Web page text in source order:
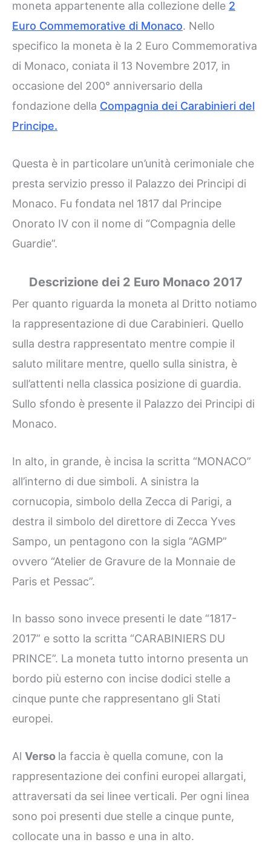
moneta appartenente alla collezione delle 2
Euro Commemorative di Monaco. Nello
specifico la moneta è la 2 Euro Commemorativa
di Monaco, coniata il 13 Novembre 2017, in
occasione del 200° anniversario della
fondazione della Compagnia dei Carabinieri del
Principe.
Questa è in particolare un’unità cerimoniale che
presta servizio presso il Palazzo dei Principi di
Monaco. Fu fondata nel 1817 dal Principe
Onorato IV con il nome di “Compagnia delle
Guardie”.
Descrizione dei 2 Euro Monaco 2017
Per quanto riguarda la moneta al Dritto notiamo
la rappresentazione di due Carabinieri. Quello
sulla destra rappresentato mentre compie il
saluto militare mentre, quello sulla sinistra, è
sull’attenti nella classica posizione di guardia.
Sullo sfondo è presente il Palazzo dei Principi di
Monaco.
In alto, in grande, è incisa la scritta “MONACO”
all’interno di due simboli. A sinistra la
cornucopia, simbolo della Zecca di Parigi, a
destra il simbolo del direttore di Zecca Yves
Sampo, un pentagono con la sigla “AGMP”
ovvero “Atelier de Gravure de la Monnaie de
Paris et Pessac”.
In basso sono invece presenti le date “1817-
2017” e sotto la scritta “CARABINIERS DU
PRINCE”. La moneta tutto intorno presenta un
bordo più esterno con incise dodici stelle a
cinque punte che rappresentano gli Stati
europei.
Al Verso la faccia è quella comune, con la
rappresentazione dei confini europei allargati,
attraversati da sei linee verticali. Per ogni linea
sono poi presenti due stelle a cinque punte,
collocate una in basso e una in alto.